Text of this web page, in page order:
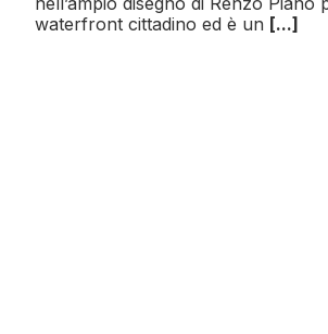
waterfront cittadino ed è un [...]